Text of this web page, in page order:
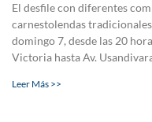
El desfile con diferentes
carnestolendas
domingo 7, desde las 20
Victoria hasta Av.
Leer Más >>